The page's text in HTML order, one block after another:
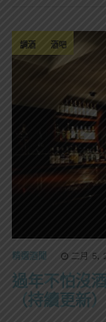
調酒 酒吧
精選酒聞 二月 5,
過年不怕沒
（持續更新）